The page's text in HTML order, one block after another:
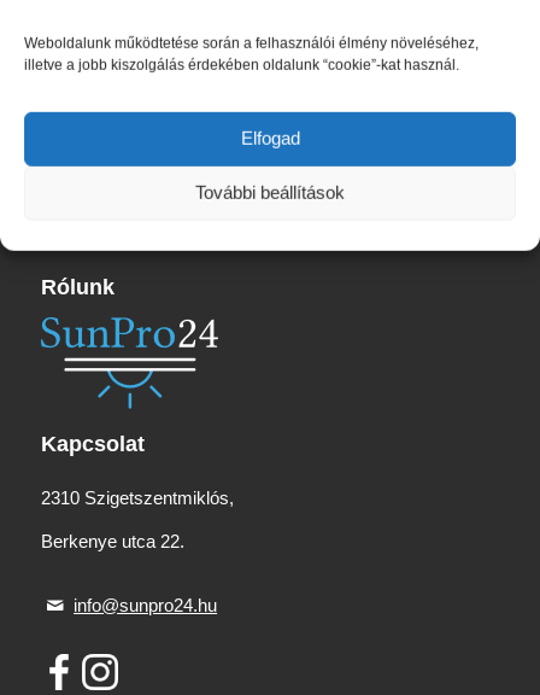
Weboldalunk működtetése során a felhasználói élmény növeléséhez,
illetve a jobb kiszolgálás érdekében oldalunk “cookie”-kat használ.
Elfogad
További beállítások
10 115Ft – 19 225FtÁrtartomány:
10
225 Ft
Rólunk
Kapcsolat
2310 Szigetszentmiklós,
Berkenye utca 22.
info@sunpro24.hu